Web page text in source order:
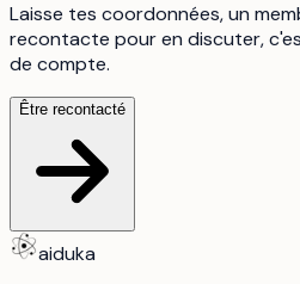
Laisse tes coordonnées, un
recontacte pour en discuter,
de compte.
Être recontacté
aiduka